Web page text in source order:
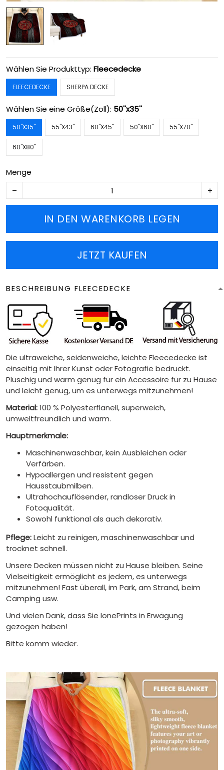
Wählen Sie Produkttyp: Fleecedecke
FLEECEDECKE SHERPA DECKE
Wählen Sie eine Größe(Zoll): 50''x35''
50''X35'' 55''X43'' 60''X45'' 50''X60'' 55''X70''
60''X80''
Menge
IN DEN WARENKORB LEGEN
JETZT KAUFEN
BESCHREIBUNG FLEECEDECKE
Die ultraweiche, seidenweiche, leichte Fleecedecke ist
einseitig mit Ihrer Kunst oder Fotografie bedruckt.
Plüschig und warm genug für ein Accessoire für zu Hause
und leicht genug, um es unterwegs mitzunehmen!
Material:100 % Polyesterflanell, superweich,
umweltfreundlich und warm.
Hauptmerkmale:
Maschinenwaschbar, kein Ausbleichen oder
Verfärben.
Hypoallergen und resistent gegen
Hausstaubmilben.
Ultrahochauflösender, randloser Druck in
Fotoqualität.
Sowohl funktional als auch dekorativ.
Pflege:Leicht zu reinigen, maschinenwaschbar und
trocknet schnell.
Unsere Decken müssen nicht zu Hause bleiben. Seine
Vielseitigkeit ermöglicht es jedem, es unterwegs
mitzunehmen! Fast überall, im Park, am Strand, beim
Camping usw.
Und vielen Dank, dass Sie IonePrints in Erwägung
gezogen haben!
Bitte komm wieder.